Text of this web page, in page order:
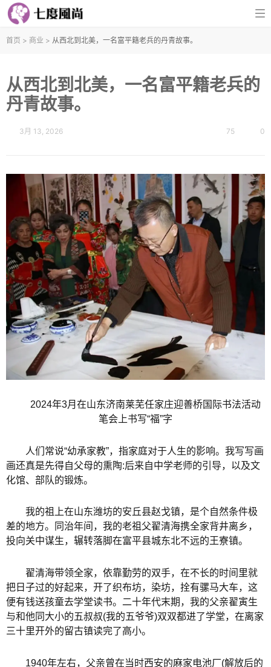
首页 > 商业 > 从西北到北美，一名富平籍老兵的丹青故事。
从西北到北美，一名富平籍老兵的
丹青故事。
3月 13, 2026 75 0
2024年3月在山东济南莱芜任家庄迎善桥国际书法活动
笔会上书写“福”字
人们常说“幼承家教”，指家庭对于人生的影响。我写写画
画还真是先得自父母的熏陶:后来自中学老师的引导，以及文
化馆、部队的锻炼。
我的祖上在山东潍坊的安丘县赵戈镇，是个自然条件极
差的地方。同治年间，我的老祖父翟清海携全家背井离乡，
投向关中谋生，辗转落脚在富平县城东北不远的王寮镇。
翟清海带领全家，依靠勤劳的双手，在不长的时间里就
把日子过的好起来，开了织布坊，染坊，拴有骡马大车，这
便有钱送孩童去学堂读书。二十年代末期，我的父亲翟寅生
与和他同大小的五叔叔(我的五爷爷)双双都进了学堂，在离家
三十里开外的留古镇读完了高小。
1940年左右，父亲曾在当时西安的麻家电池厂(解放后的